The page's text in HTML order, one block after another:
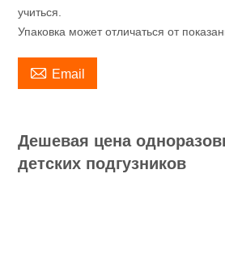
учиться.
Упаковка может отличаться от
 Email
Дешевая цена
детских подгузников